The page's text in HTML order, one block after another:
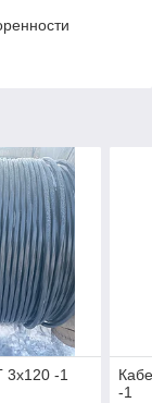
3х120 -1
-1